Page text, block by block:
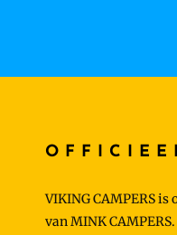
VIKING CAMPERS is
van MINK CAMPERS.